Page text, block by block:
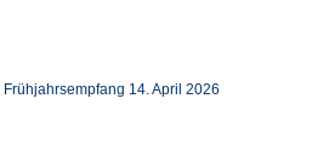
14. April 2026